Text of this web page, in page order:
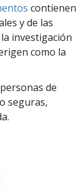
contienen
y de las
investigación
como la
de
seguras,